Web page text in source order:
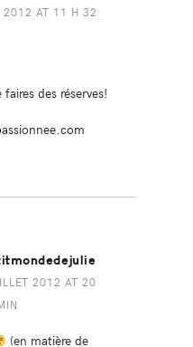
2012 AT 11 H 32
des réserves!
2012 AT 20
(en matière de